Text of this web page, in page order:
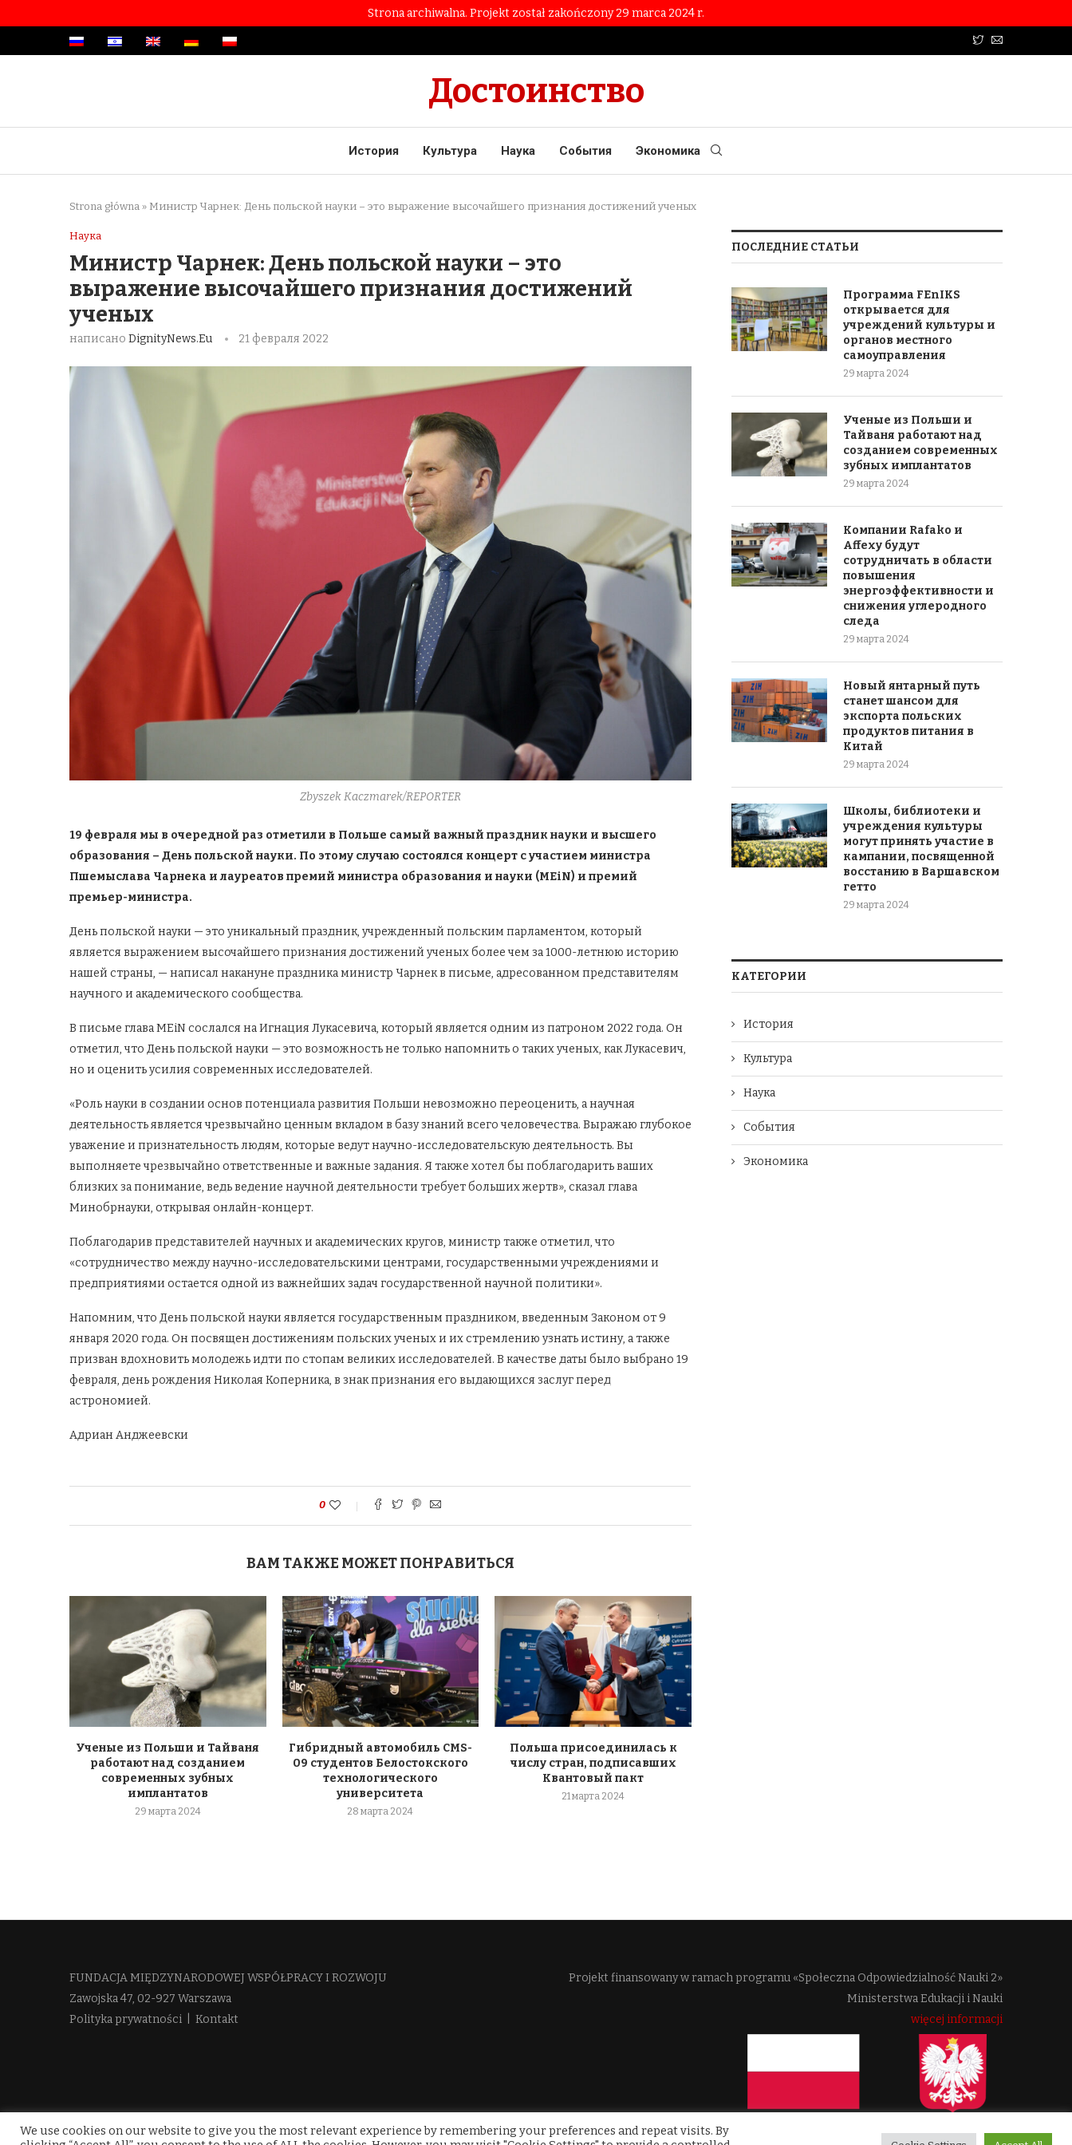
Strona archiwalna. Projekt został zakończony 29 marca 2024 r.
Достоинство
История Культура Наука События Экономика
Strona główna » Министр Чарнек: День польской науки – это выражение высочайшего признания достижений ученых
Наука
Министр Чарнек: День польской науки – это
выражение высочайшего признания достижений
ученых
написано DignityNews.eu 21 февраля 2022
Zbyszek Kaczmarek/REPORTER
19 февраля мы в очередной раз отметили в Польше самый важный праздник науки и высшего
образования – День польской науки. По этому случаю состоялся концерт с участием министра
Пшемыслава Чарнека и лауреатов премий министра образования и науки (MEiN) и премий
премьер-министра.
День польской науки — это уникальный праздник, учрежденный польским парламентом, который
является выражением высочайшего признания достижений ученых более чем за 1000-летнюю историю
нашей страны, — написал накануне праздника министр Чарнек в письме, адресованном представителям
научного и академического сообщества.
В письме глава MEiN сослался на Игнация Лукасевича, который является одним из патроном 2022 года. Он
отметил, что День польской науки — это возможность не только напомнить о таких ученых, как Лукасевич,
но и оценить усилия современных исследователей.
«Роль науки в создании основ потенциала развития Польши невозможно переоценить, а научная
деятельность является чрезвычайно ценным вкладом в базу знаний всего человечества. Выражаю глубокое
уважение и признательность людям, которые ведут научно-исследовательскую деятельность. Вы
выполняете чрезвычайно ответственные и важные задания. Я также хотел бы поблагодарить ваших
близких за понимание, ведь ведение научной деятельности требует больших жертв», сказал глава
Минобрнауки, открывая онлайн-концерт.
Поблагодарив представителей научных и академических кругов, министр также отметил, что
«сотрудничество между научно-исследовательскими центрами, государственными учреждениями и
предприятиями остается одной из важнейших задач государственной научной политики».
Напомним, что День польской науки является государственным праздником, введенным Законом от 9
января 2020 года. Он посвящен достижениям польских ученых и их стремлению узнать истину, а также
призван вдохновить молодежь идти по стопам великих исследователей. В качестве даты было выбрано 19
февраля, день рождения Николая Коперника, в знак признания его выдающихся заслуг перед
астрономией.
Адриан Анджеевски
0
ВАМ ТАКЖЕ МОЖЕТ ПОНРАВИТЬСЯ
Ученые из Польши и Тайваня
работают над созданием
современных зубных
имплантатов
29 марта 2024
Гибридный автомобиль CMS-
09 студентов Белостокского
технологического
университета
28 марта 2024
Польша присоединилась к
числу стран, подписавших
Квантовый пакт
21 марта 2024
ПОСЛЕДНИЕ СТАТЬИ
Программа FEnIKS
открывается для
учреждений культуры и
органов местного
самоуправления
29 марта 2024
Ученые из Польши и
Тайваня работают над
созданием современных
зубных имплантатов
29 марта 2024
Компании Rafako и
Affexy будут
сотрудничать в области
повышения
энергоэффективности и
снижения углеродного
следа
29 марта 2024
Новый янтарный путь
станет шансом для
экспорта польских
продуктов питания в
Китай
29 марта 2024
Школы, библиотеки и
учреждения культуры
могут принять участие в
кампании, посвященной
восстанию в Варшавском
гетто
29 марта 2024
КАТЕГОРИИ
История
Культура
Наука
События
Экономика
FUNDACJA MIĘDZYNARODOWEJ WSPÓŁPRACY I ROZWOJU​
Zawojska 47, 02-927 Warszawa
Polityka prywatności
Kontakt
Projekt finansowany w ramach programu «Społeczna Odpowiedzialność Nauki 2»
Ministerstwa Edukacji i Nauki
więcej informacji
We use cookies on our website to give you the most relevant experience by remembering your preferences and repeat visits. By